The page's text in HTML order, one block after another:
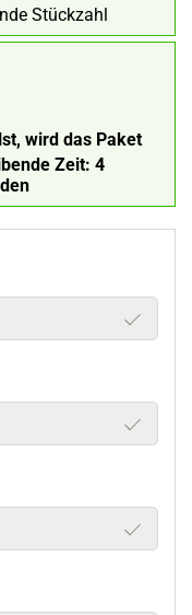
Stückzahl
wird das Paket
Zeit: 4